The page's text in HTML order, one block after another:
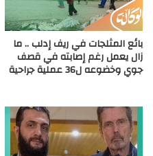
بائع المثلجات في ريف إدلب .. ما
زال يعمل رغم إصابته في قصف
جوي وخضوعه ل36 عملية جراحية